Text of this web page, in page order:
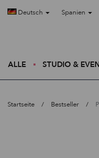
Deutsch Spanien
ALLE STUDIO &
Startseite Bestseller